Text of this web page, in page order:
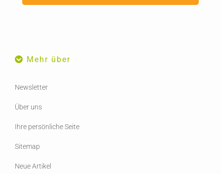
Mehr über
Newsletter
Über uns
Ihre persönliche Seite
Sitemap
Neue Artikel